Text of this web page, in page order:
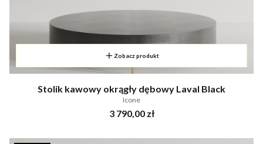
Zobacz produkt
Stolik kawowy okrągły dębowy Laval Black
Icone
Cena
3 790,00 zł